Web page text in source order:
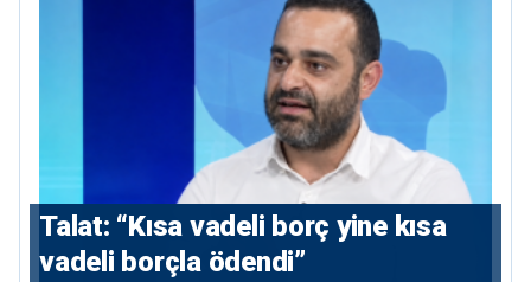
Talat: “Kısa vadeli borç yine kısa
vadeli borçla ödendi”